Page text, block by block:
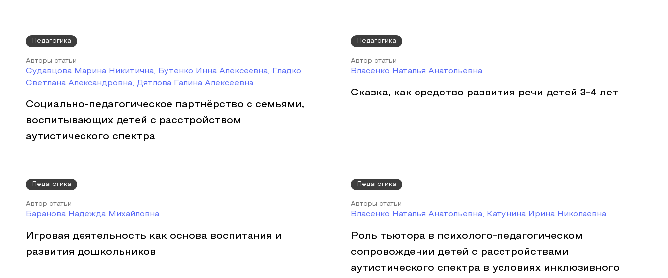
Педагогика
Авторы статьи
Судавцова Марина Никитична, Бутенко Инна Алексеевна, Гладко
Светлана Александровна, Дятлова Галина Алексеевна
Социально-педагогическое партнёрство с семьями,
воспитывающих детей с расстройством
аутистического спектра
Педагогика
Автор статьи
Власенко Наталья Анатольевна
Сказка, как средство развития речи детей 3-4 лет
Педагогика
Автор статьи
Баранова Надежда Михайловна
Игровая деятельность как основа воспитания и
развития дошкольников
Педагогика
Авторы статьи
Власенко Наталья Анатольевна, Катунина Ирина Николаевна
Роль тьютора в психолого-педагогическом
сопровождении детей с расстройствами
аутистического спектра в условиях инклюзивного